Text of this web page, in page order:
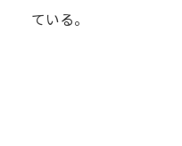
ている。